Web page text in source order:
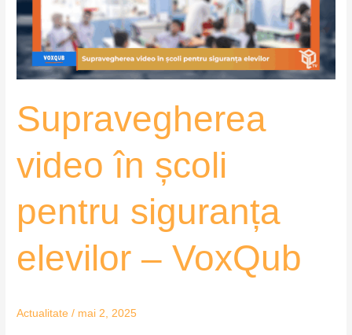
Supravegherea
video în școli
pentru siguranța
elevilor – VoxQub
Actualitate / mai 2, 2025
siguranța
elevilor
VoxQub